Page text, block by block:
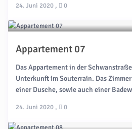
24. Juni 2020 , 0
Appartement 07
Das Appartement in der
Unterkunft im Souterrain. Das
einer Dusche, sowie auch einer
24. Juni 2020 , 0